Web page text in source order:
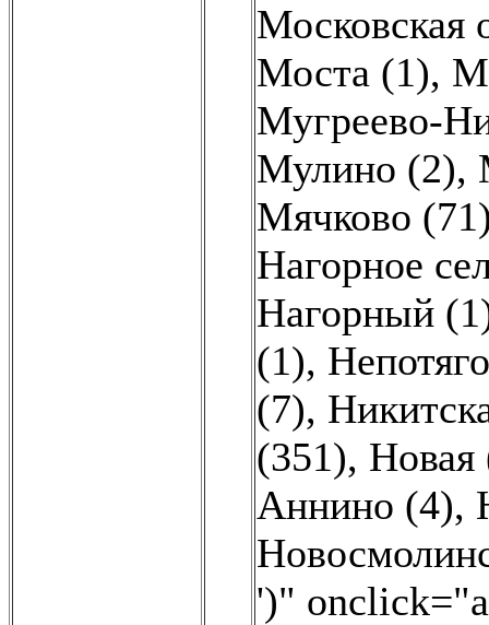
Московская
Моста (1),
Мугреево-
Мулино (2),
Мячково
Нагорное
Нагорный
(1),
(7),
(351), Новая
Аннино (4),
')"